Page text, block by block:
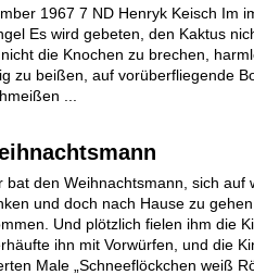
1967 7 ND Henryk Keisch Im
Es wird gebeten, den Kaktus
die Knochen zu brechen,
zu beißen, auf vorüberfliegende
...
bat den Weihnachtsmann, sich auf
und doch nach Hause zu
Und plötzlich fielen ihm die
ihn mit Vorwürfen, und die
Male „Schneeflöckchen weiß